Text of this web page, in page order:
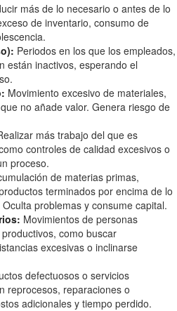
más de lo necesario o antes de lo
de inventario, consumo de
Periodos en los que los empleados,
están inactivos, esperando el
Movimiento excesivo de materiales,
no añade valor. Genera riesgo de
más trabajo del que es
controles de calidad excesivos o
proceso.
de materias primas,
terminados por encima de lo
problemas y consume capital.
Movimientos de personas
como buscar
excesivas o inclinarse
defectuosos o servicios
reprocesos, reparaciones o
adicionales y tiempo perdido.